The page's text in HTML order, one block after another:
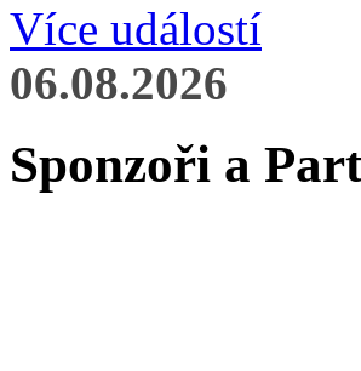
Více událostí
06.08.2026
Sponzoři a